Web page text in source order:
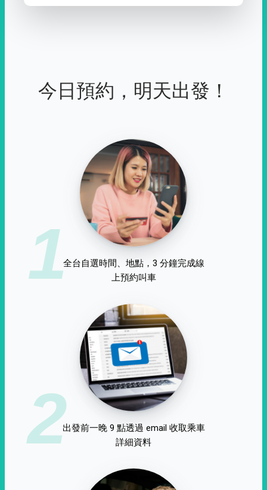
今日預約，明天出發！
1全台自選時間、地點，3 分鐘完成線
上預約叫車
2出發前一晚 9 點透過 email 收取乘車
詳細資料